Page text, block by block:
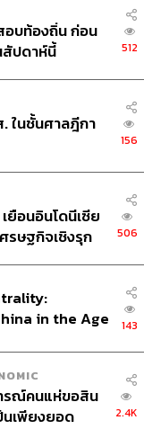
อบท้องถิ่น ก่อน
สัปดาห์นี้
512
ในชั้นศาลฎีกา
156
ยือนอินโดนีเซีย
รษฐกิจเชิงรุก
506
in the Age
143
รณ์คนแห่ขอสิน
นเพียงยอด
2.4K